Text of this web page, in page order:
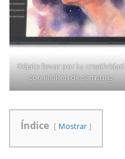
Déjate llevar por tu creatividad
con el SPen de samsung
Índice Mostrar